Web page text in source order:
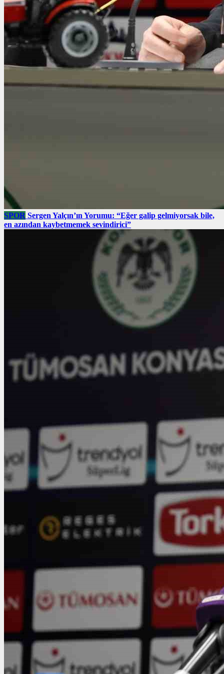
SPOR Sergen Yalçın’ın Yorumu: “Eğer galip gelmiyorsak bile,
en azından kaybetmemek sevindirici”